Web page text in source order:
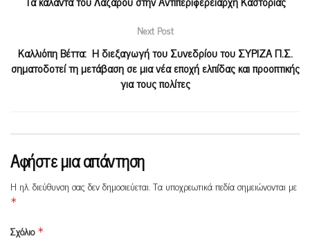
Next Post
Καλλιόπη Βέττα: Η διεξαγωγή του Συνεδρίου του ΣΥΡΙΖΑ Π.Σ.
σηματοδοτεί τη μετάβαση σε μια νέα εποχή ελπίδας και προοπτικής
για τους πολίτες
Αφήστε μια απάντηση
Η ηλ. διεύθυνση σας δεν δημοσιεύεται.Τα υποχρεωτικά πεδία σημειώνονται με
*
Σχόλιο *